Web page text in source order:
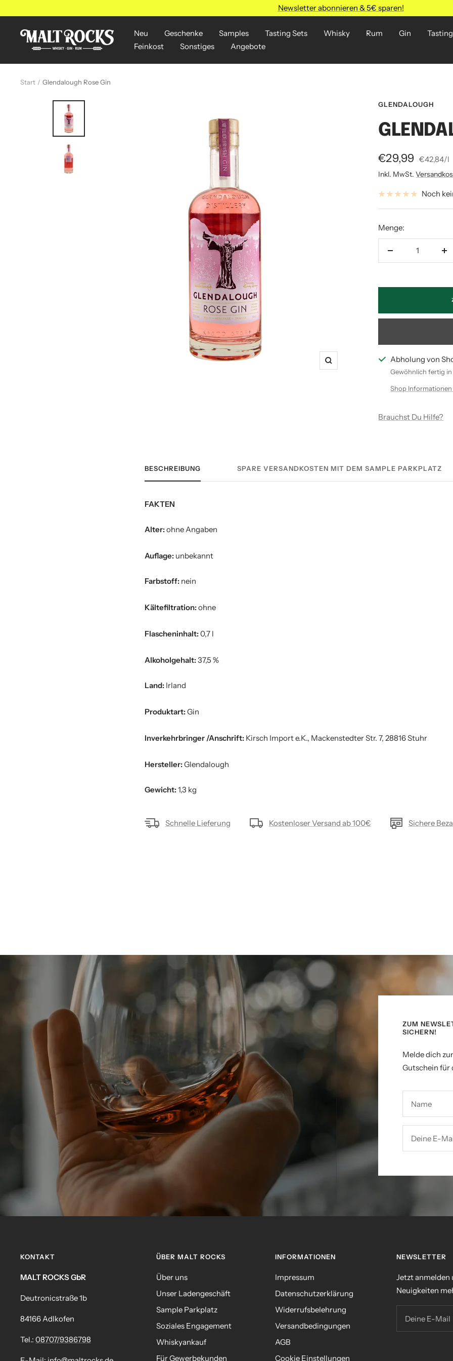
zum
Newsletter abonnieren & 5€ sparen!
Neu Geschenke Samples Tasting Sets Whisky Rum Gin
Feinkost
Sonstiges Angebote
MALT
ROCKS
Start Glendalough Rose Gin
Zoom
GLENDALOUGH
Angebotspreis
€29,99 €42,84/l
Inkl. MwSt.
Noch
Menge:
Abholung von
Gewöhnlich fertig
Shop Informationen
Brauchst Du Hilfe?
BESCHREIBUNG SPARE VERSANDKOSTEN MIT DEM SAMPLE PARKPLATZ
FAKTEN
Alter:ohne Angaben
Auflage: unbekannt
Farbstoff: nein
Kältefiltration:ohne
Flascheninhalt:0,7 l
Alkoholgehalt:37,5 %
Land: Irland
Produktart:Gin
Inverkehrbringer /Anschrift: Kirsch Import e.K., Mackenstedter Str. 7, 28816 Stuhr
Hersteller:Glendalough
Gewicht:1,3 kg
Schnelle Lieferung Kostenloser Versand ab 100€ Sichere
ZUM
SICHERN!
Melde dich
Gutschein für
Name
Deine E-
KONTAKT
MALT ROCKS GbR
Deutronicstraße 1b
84166 Adlkofen
Tel.: 08707/9386798
ÜBER MALT ROCKS
Über uns
Unser Ladengeschäft
Sample Parkplatz
Soziales Engagement
Whiskyankauf
Für Gewerbekunden
INFORMATIONEN
Impressum
Datenschutzerklärung
Widerrufsbelehrung
Versandbedingungen
AGB
Cookie Einstellungen
NEWSLETTER
Jetzt anmelden
Neuigkeiten
Deine E-Mail